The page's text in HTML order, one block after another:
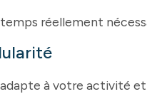
réellement
à votre activité